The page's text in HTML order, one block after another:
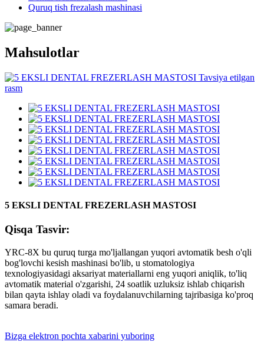
Quruq tish frezalash mashinasi
Mahsulotlar
5 EKSLI DENTAL FREZERLASH MASTOSI
Qisqa Tasvir:
YRC-8X bu quruq turga mo'ljallangan yuqori avtomatik besh o'qli
bog'lovchi kesish mashinasi bo'lib, u stomatologiya
texnologiyasidagi aksariyat materiallarni eng yuqori aniqlik, to'liq
avtomatik material o'zgarishi, 24 soatlik uzluksiz ishlab chiqarish
bilan qayta ishlay oladi va foydalanuvchilarning tajribasiga ko'proq
samara beradi.
Bizga elektron pochta xabarini yuboring